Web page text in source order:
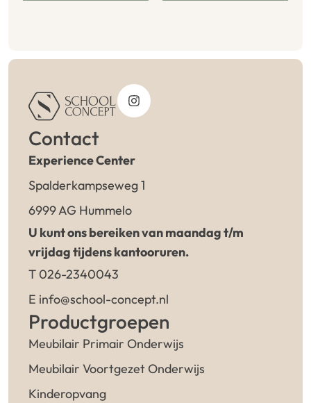
Contact
Experience Center
Spalderkampseweg 1
6999 AG Hummelo
U kunt ons bereiken van maandag t/m
vrijdag tijdens kantooruren.
T 026-2340043
E info@school-concept.nl
Productgroepen
Meubilair Primair Onderwijs
Meubilair Voortgezet Onderwijs
Kinderopvang